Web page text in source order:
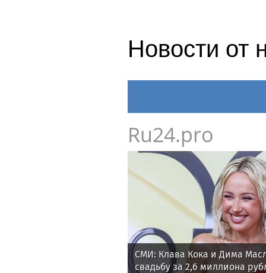
Новости от
Ru24.pro
СМИ: Клава Кока и Дима
свадьбу за 2,6 миллиона